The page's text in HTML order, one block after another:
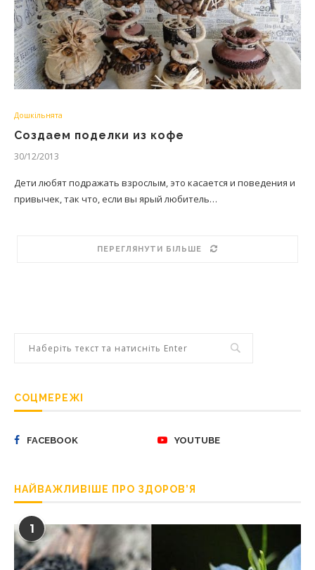
Дошкільнята
Создаем поделки из кофе
30/12/2013
Дети любят подражать взрослым, это касается и поведения и
привычек, так что, если вы ярый любитель…
ПЕРЕГЛЯНУТИ БІЛЬШЕ
СОЦМЕРЕЖІ
FACEBOOK YOUTUBE
НАЙВАЖЛИВІШЕ ПРО ЗДОРОВ’Я
1